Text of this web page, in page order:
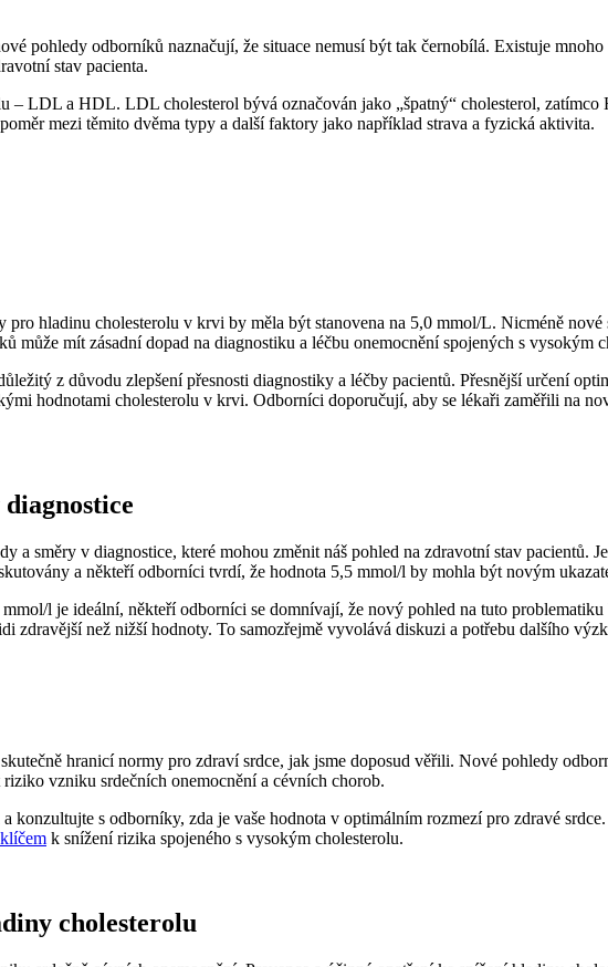
pohledy odborníků naznačují, že situace nemusí být tak černobílá. Existuje
stav pacienta.
– LDL a HDL. LDL cholesterol bývá označován jako „špatný“ cholesterol,
mezi těmito dvěma typy a další faktory jako například strava a fyzická aktivita.
hladinu cholesterolu v krvi by měla být stanovena na 5,0 mmol/L. Nicméně
může mít zásadní dopad na diagnostiku a léčbu onemocnění spojených s vysokým
z důvodu zlepšení přesnosti diagnostiky a léčby pacientů. Přesnější určení
hodnotami cholesterolu v krvi. Odborníci doporučují, aby se lékaři zaměřili na
a směry v diagnostice, které mohou změnit náš pohled na zdravotní stav pacientů.
a někteří odborníci tvrdí, že hodnota 5,5 mmol/l by mohla být novým
l je ideální, někteří odborníci se domnívají, že nový pohled na tuto
zdravější než nižší hodnoty. To samozřejmě vyvolává diskuzi a potřebu dalšího
hranicí normy pro zdraví srdce, jak jsme doposud věřili. Nové pohledy
vzniku srdečních onemocnění a cévních chorob.
konzultujte s odborníky, zda je vaše hodnota v optimálním rozmezí pro zdravé
k snížení rizika spojeného s vysokým cholesterolu.
cholesterolu